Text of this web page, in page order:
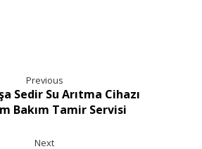
Previous
Sedir Su Arıtma Cihazı
Bakım Tamir Servisi
Next